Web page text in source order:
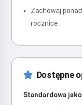
Zachowaj
rocznice
Dostępne
Standardowa